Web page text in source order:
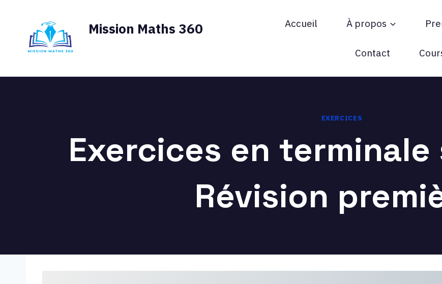
contenu
Mission Maths 360 Accueil À propos
Contact
EXERCICES
Exercices en
Révision